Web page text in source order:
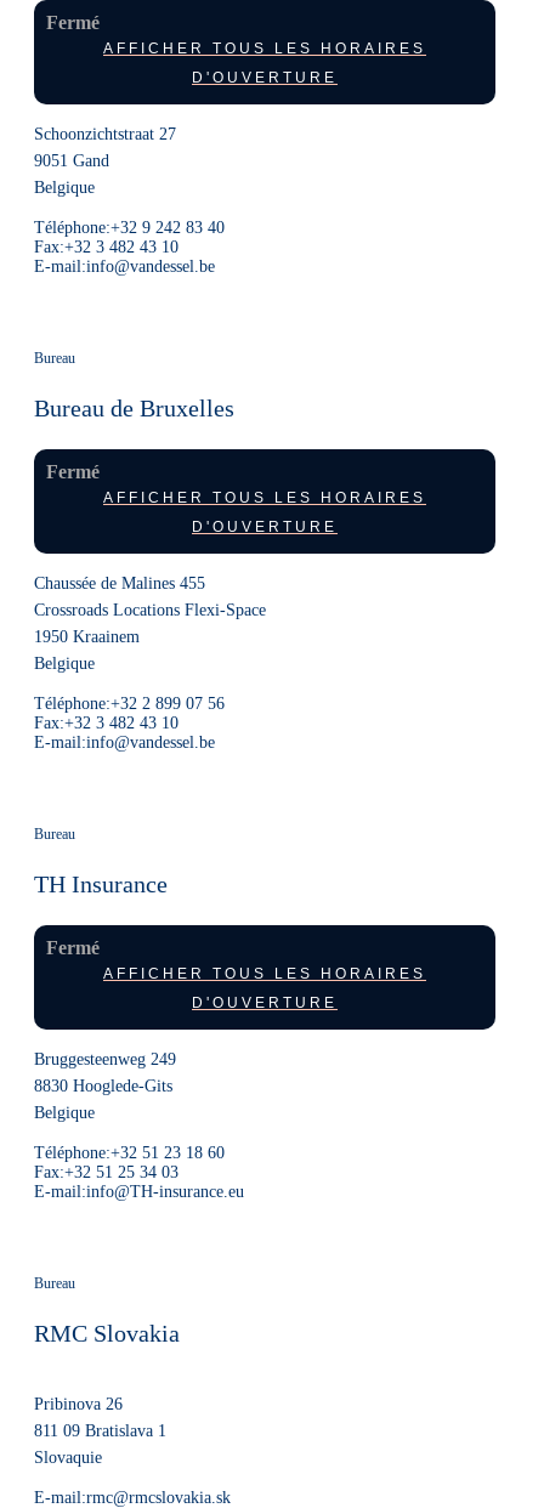
Fermé
AFFICHER TOUS LES HORAIRES
D'OUVERTURE
Schoonzichtstraat 27
9051 Gand
Belgique
Téléphone:+32 9 242 83 40
Fax:+32 3 482 43 10
E-mail:info@vandessel.be
Bureau
Bureau de Bruxelles
Fermé
AFFICHER TOUS LES HORAIRES
D'OUVERTURE
Chaussée de Malines 455
Crossroads Locations Flexi-Space
1950 Kraainem
Belgique
Téléphone:+32 2 899 07 56
Fax:+32 3 482 43 10
E-mail:info@vandessel.be
Bureau
TH Insurance
Fermé
AFFICHER TOUS LES HORAIRES
D'OUVERTURE
Bruggesteenweg 249
8830 Hooglede-Gits
Belgique
Téléphone:+32 51 23 18 60
Fax:+32 51 25 34 03
E-mail:info@TH-insurance.eu
Bureau
RMC Slovakia
Pribinova 26
811 09 Bratislava 1
Slovaquie
E-mail:rmc@rmcslovakia.sk